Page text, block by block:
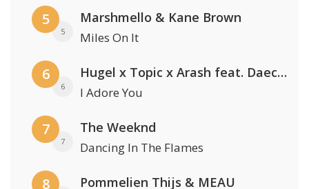
5
5
Marshmello & Kane Brown
Miles On It
6
6
Hugel x Topic x Arash feat. Daecolm
I Adore You
7
7
The Weeknd
Dancing In The Flames
8 Pommelien Thijs & MEAU